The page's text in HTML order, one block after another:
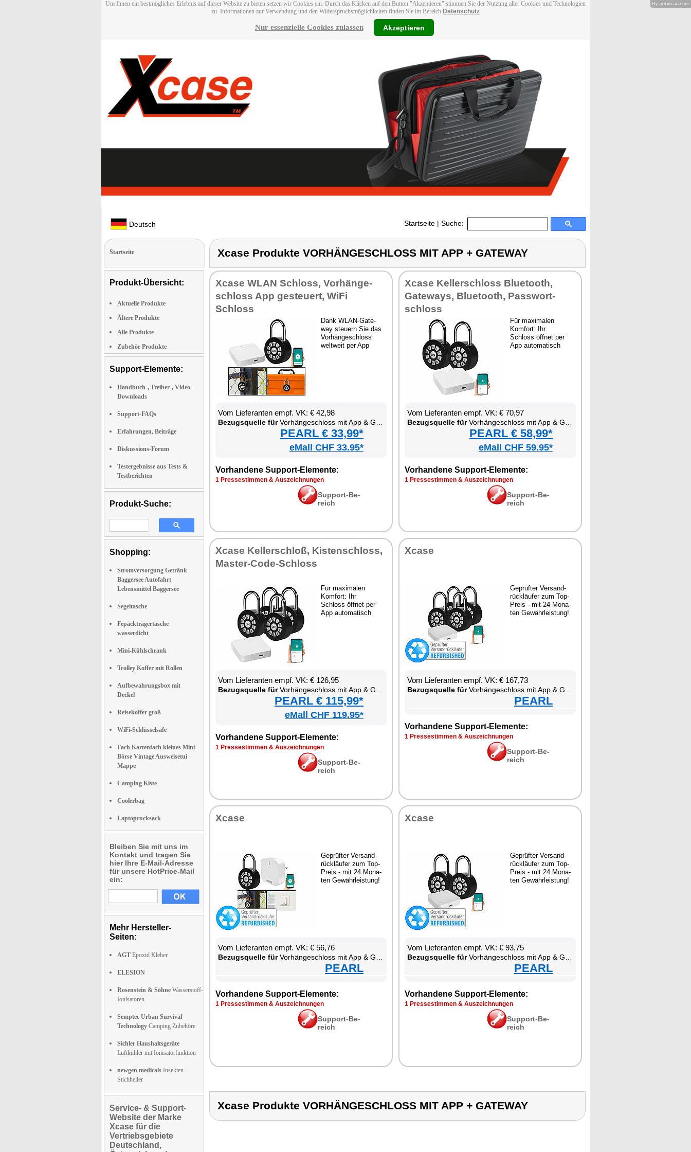
Um Ihnen ein bestmögliches Erlebnis auf dieser Website zu bieten setzen wir Cookies ein. Durch das Klicken auf den Button "Akzeptieren" stimmen Sie der Nutzung aller Cookies und Technologien
zu. Informationen zur Verwendung und den Widerspruchsmöglichkeiten finden Sie im Bereich Datenschutz
Nur essenzielle Cookies zulassen Akzeptieren
Deutsch Startseite | Suche:
Startseite
Produkt-Übersicht:
Aktuelle Produkte
Ältere Produkte
Alle Produkte
Zubehör Produkte
Support-Elemente:
Handbuch-, Treiber-, Video-
Downloads
Support-FAQs
Erfahrungen, Beiträge
Diskussions-Forum
Testergebnisse aus Tests &
Testberichten
Produkt-Suche:
Shopping:
Stromversorgung Getränk
Baggersee Autofahrt
Lebensmittel Baggersee
Segeltasche
Fepäckträgertasche
wasserdicht
Mini-Kühlschrank
Trolley Koffer mit Rollen
Aufbewahrungsbox mit
Deckel
Reisekoffer groß
WiFi-Schlüsselsafe
Fach Kartenfach kleines Mini
Börse Vintage Ausweisetui
Mappe
Camping Kiste
Coolerbag
Laptoprucksack
Bleiben Sie mit uns im
Kontakt und tragen Sie
hier Ihre E-Mail-Adresse
für unsere HotPrice-Mail
ein:
Mehr Hersteller-
Seiten:
AGT Epoxid Kleber
ELESION
Rosenstein & Söhne Wasserstoff-
Ionisatoren
Semptec Urban Survival
Technology Camping Zubehöre
Sichler Haushaltsgeräte
Luftkühler mit Ionisatorfunktion
newgen medicals Insekten-
Stichheiler
Service- & Support-
Website der Marke
Xcase für die
Vertriebsgebiete
Deutschland,
Xcase Produkte VORHÄNGESCHLOSS MIT APP + GATEWAY
Xca­se WLAN Schloss, Vor­hän­ge­
schloss App ge­steu­ert, Wi­Fi
Schloss
Dank WLAN-Gate­
way steu­ern Sie das
Vor­hän­ge­schloss
welt­weit per App
Vom Lie­fe­ran­ten empf. VK: € 42,98
Be­zugs­quel­le fürVor­hän­ge­schloss mit App & Gate­way
PEARL € 33,99*
eMall CHF 33.95*
Vor­han­de­ne Sup­port-Ele­men­te:
1 Pres­se­stim­men & Aus­zeich­nun­gen
Sup­port-Be­
reich
Xca­se Kel­ler­schloss Blue­tooth,
Gate­ways, Blue­tooth, Pass­wort­
schloss
Für ma­xi­ma­len
Kom­fort: Ihr
Schloss öff­net per
App au­to­ma­tisch
Vom Lie­fe­ran­ten empf. VK: € 70,97
Be­zugs­quel­le fürVor­hän­ge­schloss mit App & Gate­way
PEARL € 58,99*
eMall CHF 59.95*
Vor­han­de­ne Sup­port-Ele­men­te:
1 Pres­se­stim­men & Aus­zeich­nun­gen
Sup­port-Be­
reich
Xca­se Kel­ler­schloß, Kis­ten­schloss,
Mas­ter-Code-Schloss
Für ma­xi­ma­len
Kom­fort: Ihr
Schloss öff­net per
App au­to­ma­tisch
Vom Lie­fe­ran­ten empf. VK: € 126,95
Be­zugs­quel­le fürVor­hän­ge­schloss mit App & Gate­way
PEARL € 115,99*
eMall CHF 119.95*
Vor­han­de­ne Sup­port-Ele­men­te:
1 Pres­se­stim­men & Aus­zeich­nun­gen
Sup­port-Be­
reich
Xca­se
Ge­prüf­ter Ver­sand­
rück­läu­fer zum Top-
Preis - mit 24 Mo­na­
ten Ge­währ­leis­tung!
Vom Lie­fe­ran­ten empf. VK: € 167,73
Be­zugs­quel­le fürVor­hän­ge­schloss mit App & Gate­way
PEARL
Vor­han­de­ne Sup­port-Ele­men­te:
1 Pres­se­stim­men & Aus­zeich­nun­gen
Sup­port-Be­
reich
Xca­se
Ge­prüf­ter Ver­sand­
rück­läu­fer zum Top-
Preis - mit 24 Mo­na­
ten Ge­währ­leis­tung!
Vom Lie­fe­ran­ten empf. VK: € 56,76
Be­zugs­quel­le fürVor­hän­ge­schloss mit App & Gate­way
PEARL
Vor­han­de­ne Sup­port-Ele­men­te:
1 Pres­se­stim­men & Aus­zeich­nun­gen
Sup­port-Be­
reich
Xca­se
Ge­prüf­ter Ver­sand­
rück­läu­fer zum Top-
Preis - mit 24 Mo­na­
ten Ge­währ­leis­tung!
Vom Lie­fe­ran­ten empf. VK: € 93,75
Be­zugs­quel­le fürVor­hän­ge­schloss mit App & Gate­way
PEARL
Vor­han­de­ne Sup­port-Ele­men­te:
1 Pres­se­stim­men & Aus­zeich­nun­gen
Sup­port-Be­
reich
Xcase Produkte VORHÄNGESCHLOSS MIT APP + GATEWAY
Hy-phen-a-tion